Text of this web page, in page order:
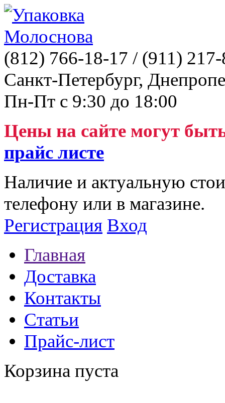
(812) 766-18-17 / (911)
Санкт-Петербург,
Пн-Пт с 9:30 до 18:00
Цены на сайте могут
прайс листе
Наличие и актуальную
телефону или в магазине.
Регистрация Вход
Главная
Доставка
Контакты
Статьи
Прайс-лист
Корзина пуста